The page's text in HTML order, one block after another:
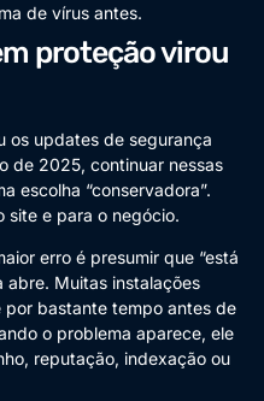
de vírus antes.
proteção virou
os updates de segurança
de 2025, continuar nessas
escolha “conservadora”.
site e para o negócio.
erro é presumir que “está
abre. Muitas instalações
bastante tempo antes de
o problema aparece, ele
reputação, indexação ou